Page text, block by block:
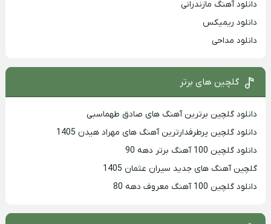
دانلود آهنگ مازندرانی
دانلود ریمیکس
دانلود مداحی
گلچین های برتر
دانلود گلچین برترین آهنگ های صادق طهماسبی
دانلود گلچین پرطرفدارترین آهنگ های مهراد هیدن 1405
دانلود گلچین 100 آهنگ برتر دهه 90
گلچین آهنگ های جدید سیران عثمان 1405
دانلود گلچین 100 آهنگ معروف دهه 80